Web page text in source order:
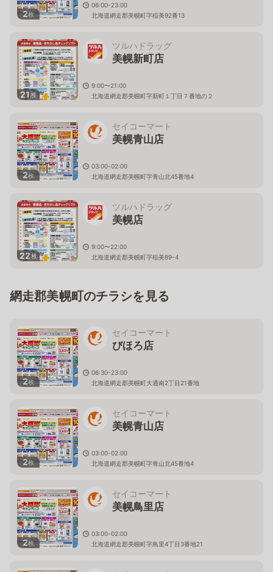
2枚
06:00-23:00
北海道網走郡美幌町字稲美92番13
21枚
ツルハドラッグ
美幌新町店
9:00〜21:00
北海道網走郡美幌町字新町１丁目７番地の２
2枚
セイコーマート
美幌青山店
03:00-02:00
北海道網走郡美幌町字青山北45番地4
22枚
ツルハドラッグ
美幌店
9:00〜22:00
北海道網走郡美幌町字稲美89-4
網走郡美幌町のチラシを見る
2枚
セイコーマート
びほろ店
06:30-23:00
北海道網走郡美幌町大通南2丁目21番地
2枚
セイコーマート
美幌青山店
03:00-02:00
北海道網走郡美幌町字青山北45番地4
2枚
セイコーマート
美幌鳥里店
03:00-02:00
北海道網走郡美幌町字鳥里4丁目3番地21